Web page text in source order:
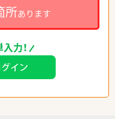
所あります
力！